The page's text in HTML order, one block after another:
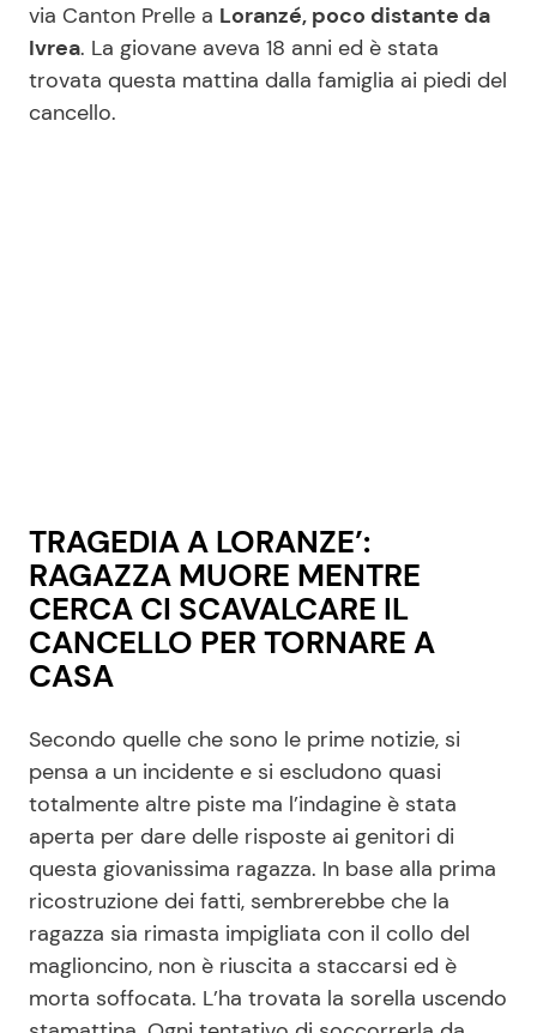
Seguici
via Canton Prelle a Loranzé, poco distante da
Ivrea. La giovane aveva 18 anni ed è stata
trovata questa mattina dalla famiglia ai piedi del
cancello.
TRAGEDIA A LORANZE’:
RAGAZZA MUORE MENTRE
CERCA CI SCAVALCARE IL
CANCELLO PER TORNARE A
CASA
Secondo quelle che sono le prime notizie, si
pensa a un incidente e si escludono quasi
totalmente altre piste ma l’indagine è stata
aperta per dare delle risposte ai genitori di
questa giovanissima ragazza. In base alla prima
ricostruzione dei fatti, sembrerebbe che la
ragazza sia rimasta impigliata con il collo del
maglioncino, non è riuscita a staccarsi ed è
morta soffocata. L’ha trovata la sorella uscendo